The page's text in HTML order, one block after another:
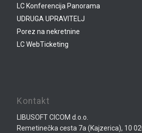
LC Konferencija Panorama
UDRUGA UPRAVITELJ
Porez na nekretnine
LC WebTicketing
Kontakt
LIBUSOFT CICOM d.o.o.
Remetinečka cesta 7a (Kajzerica), 10